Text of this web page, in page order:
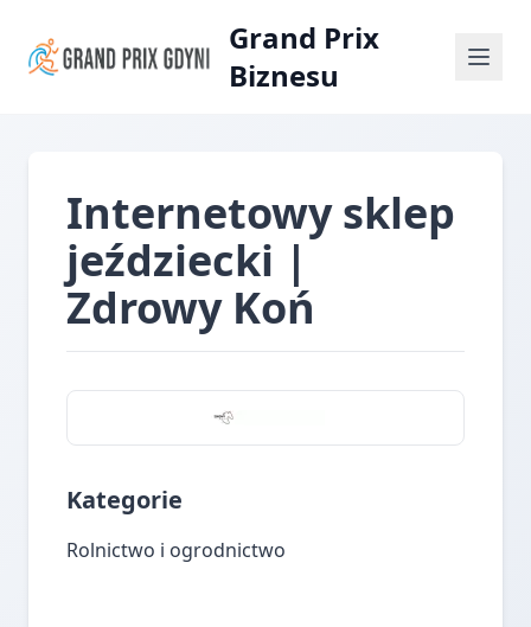
Grand Prix
Biznesu
Internetowy sklep
jeździecki |
Zdrowy Koń
Kategorie
Rolnictwo i ogrodnictwo